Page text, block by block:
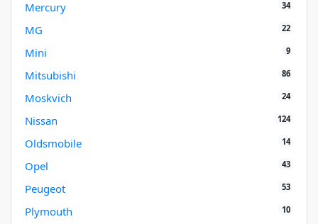
Mercury 34
MG 22
Mini 9
Mitsubishi 86
Moskvich 24
Nissan 124
Oldsmobile 14
Opel 43
Peugeot 53
Plymouth 10